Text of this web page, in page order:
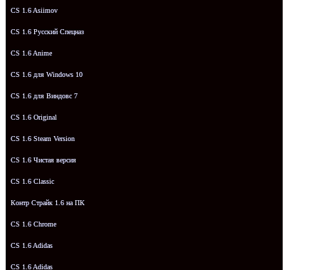
CS 1.6 Asiimov
CS 1.6 Русский Спецназ
CS 1.6 Anime
CS 1.6 для Windows 10
CS 1.6 для Виндовс 7
CS 1.6 Original
CS 1.6 Steam Version
CS 1.6 Чистая версия
CS 1.6 Classic
Контр Страйк 1.6 на ПК
CS 1.6 Chrome
CS 1.6 Adidas
CS 1.6 Adidas